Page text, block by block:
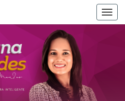
DALVANA
MENDES
Espaço De
Conteúdo
E Leitura
Inteligente